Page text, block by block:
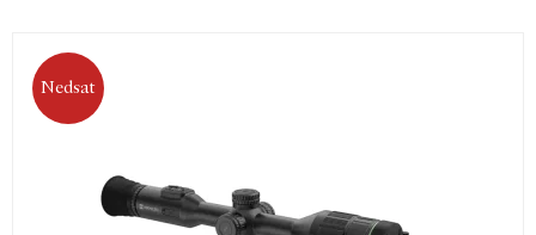
Nedsat